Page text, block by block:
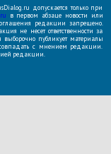
допускается только при
в первом абзаце новости или
редакции запрещено.
не несет ответственности за
публикует материалы
с мнением редакции.
редакции.